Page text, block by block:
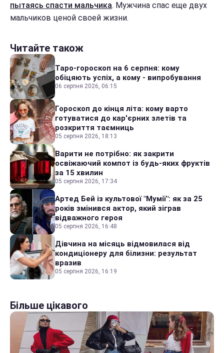
пытаясь спасти мальчика. Мужчина спас еще двух
мальчиков ценой своей жизни.
Читайте також
Таро-гороскоп на 6 серпня: кому
обіцяють успіх, а кому - випробування
06 серпня 2026, 06:15
Гороскоп до кінця літа: кому варто
готуватися до кар'єрних злетів та
розкриття таємниць
05 серпня 2026, 18:13
Варити не потрібно: як закрити
освіжаючий компот із будь-яких фруктів
за 15 хвилин
05 серпня 2026, 17:34
Артед Бей із культової "Мумії": як за 25
років змінився актор, який зіграв
відважного героя
05 серпня 2026, 16:48
Дівчина на місяць відмовилася від
кондиціонеру для білизни: результат
вразив
05 серпня 2026, 16:19
Більше цікавого